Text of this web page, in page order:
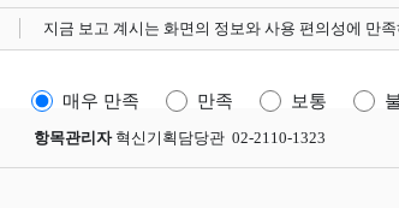
지금 보고 계시는 화면의 정보와 사용 편의성에 만
매우 만족 만족 보통
항목관리자혁신기획담당관 02-2110-1323